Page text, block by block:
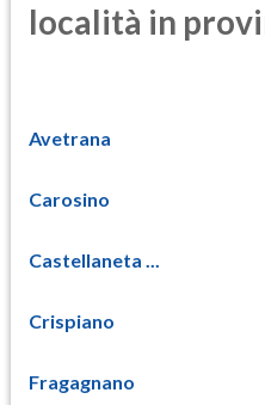
località in
Avetrana
Carosino
Castellaneta ...
Crispiano
Fragagnano